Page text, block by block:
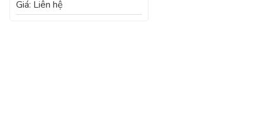
Được xếp
hạng5.005
Giá: Liên hệ